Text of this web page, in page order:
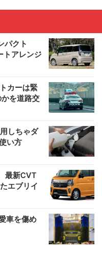
パクト
アレンジ
カーは緊
を道路交
しちゃダ
い方
最新CVT
エブリイ
車を傷め